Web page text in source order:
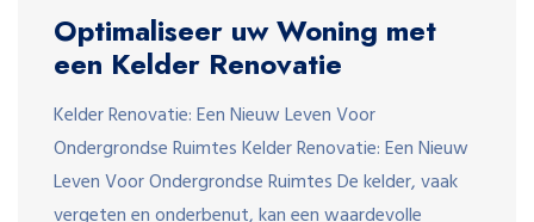
Optimaliseer uw Woning met
een Kelder Renovatie
Kelder Renovatie: Een Nieuw Leven Voor
Ondergrondse Ruimtes Kelder Renovatie: Een Nieuw
Leven Voor Ondergrondse Ruimtes De kelder, vaak